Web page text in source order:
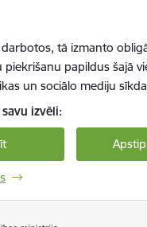
tā izmanto
piekrišanu papildus šajā
un sociālo mediju
izvēli: